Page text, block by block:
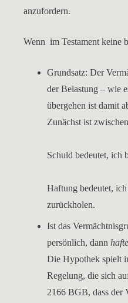
anzufordern.
Wenn im Testament keine
Grundsatz: Der
der Belastung – wie
übergehen ist damit
Zunächst ist
Schuld bedeutet, ich
Haftung bedeutet,
zurückholen.
Ist das
persönlich, dann
Die Hypothek spielt
Regelung, die sich
2166 BGB, dass der